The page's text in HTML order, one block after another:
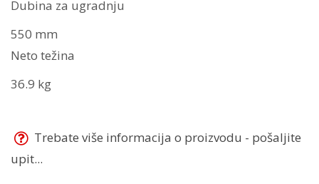
Dubina za ugradnju
550 mm
Neto težina
36.9 kg
Trebate više informacija o proizvodu - pošaljite
upit...